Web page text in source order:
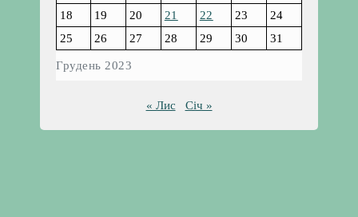
Грудень 2023
18
19 20 21 22 23
24
25
26 27 28 29 30 31
« Лис Січ »